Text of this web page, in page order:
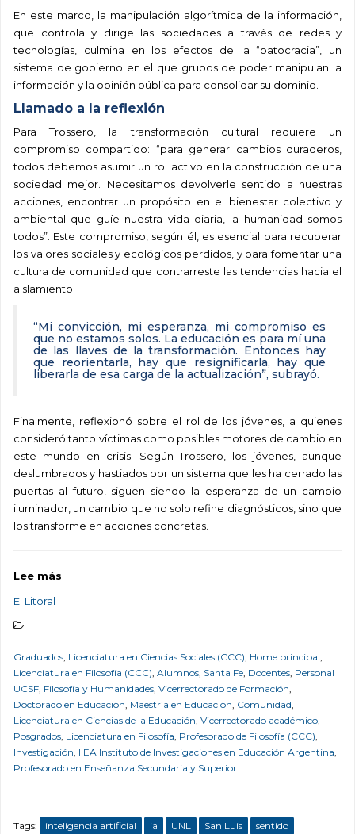
En este marco, la manipulación algorítmica de la información,
que controla y dirige las sociedades a través de redes y
tecnologías, culmina en los efectos de la “patocracia”, un
sistema de gobierno en el que grupos de poder manipulan la
información y la opinión pública para consolidar su dominio.
Llamado a la reflexión
Para Trossero, la transformación cultural requiere un
compromiso compartido: “para generar cambios duraderos,
todos debemos asumir un rol activo en la construcción de una
sociedad mejor. Necesitamos devolverle sentido a nuestras
acciones, encontrar un propósito en el bienestar colectivo y
ambiental que guíe nuestra vida diaria, la humanidad somos
todos”. Este compromiso, según él, es esencial para recuperar
los valores sociales y ecológicos perdidos, y para fomentar una
cultura de comunidad que contrarreste las tendencias hacia el
aislamiento.
“Mi convicción, mi esperanza, mi compromiso es
que no estamos solos. La educación es para mí una
de las llaves de la transformación. Entonces hay
que reorientarla, hay que resignificarla, hay que
liberarla de esa carga de la actualización”, subrayó.
Finalmente, reflexionó sobre el rol de los jóvenes, a quienes
consideró tanto víctimas como posibles motores de cambio en
este mundo en crisis. Según Trossero, los jóvenes, aunque
deslumbrados y hastiados por un sistema que les ha cerrado las
puertas al futuro, siguen siendo la esperanza de un cambio
iluminador, un cambio que no solo refine diagnósticos, sino que
los transforme en acciones concretas.
Lee más
El Litoral
Graduados, Licenciatura en Ciencias Sociales (CCC), Home principal,
Licenciatura en Filosofía (CCC), Alumnos, Santa Fe, Docentes, Personal
UCSF, Filosofía y Humanidades, Vicerrectorado de Formación,
Doctorado en Educación, Maestría en Educación, Comunidad,
Licenciatura en Ciencias de la Educación, Vicerrectorado académico,
Posgrados, Licenciatura en Filosofía, Profesorado de Filosofía (CCC),
Investigación, IIEA Instituto de Investigaciones en Educación Argentina,
Profesorado en Enseñanza Secundaria y Superior
Tags: inteligencia artificial ia UNL San Luis
sentido